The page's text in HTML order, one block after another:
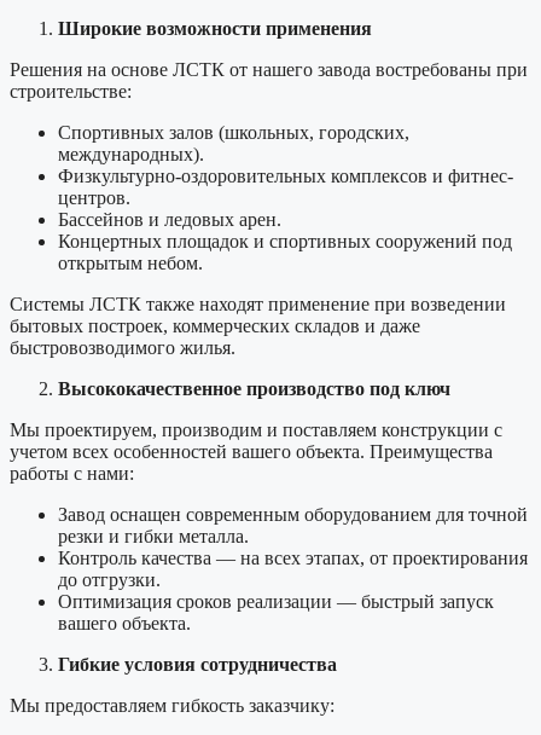
Широкие возможности применения
Решения на основе ЛСТК от нашего завода востребованы при
строительстве:
Спортивных залов (школьных, городских,
международных).
Физкультурно-оздоровительных комплексов и фитнес-
центров.
Бассейнов и ледовых арен.
Концертных площадок и спортивных сооружений под
открытым небом.
Системы ЛСТК также находят применение при возведении
бытовых построек, коммерческих складов и даже
быстровозводимого жилья.
Высококачественное производство под ключ
Мы проектируем, производим и поставляем конструкции с
учетом всех особенностей вашего объекта. Преимущества
работы с нами:
Завод оснащен современным оборудованием для точной
резки и гибки металла.
Контроль качества — на всех этапах, от проектирования
до отгрузки.
Оптимизация сроков реализации — быстрый запуск
вашего объекта.
Гибкие условия сотрудничества
Мы предоставляем гибкость заказчику: